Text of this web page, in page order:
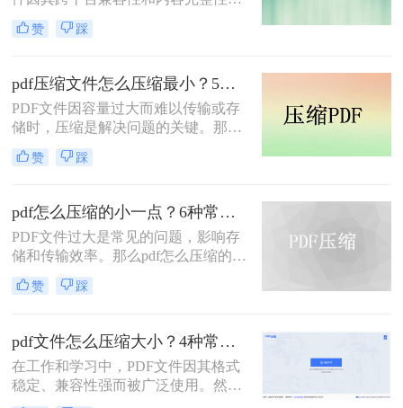
广泛应用于各种场合。然而，随着
PDF文件中包含的图片、图表、字体
大，给存储和传输带来了不便。那么
怎么压缩pdf大小呢？为了解决这个问
题，本文将介绍三种压缩PDF大小的
方法。
赞 踩
pdf压缩文件怎么压缩最小？5个常用方法全解析！
PDF文件因容量过大而难以传输或存
储时，压缩是解决问题的关键。那么
pdf压缩文件怎么压缩最小呢？本文将
介绍几种高效压缩PDF的方法，帮助
赞 踩
pdf怎么压缩的小一点？6种常用方案详解！
PDF文件过大是常见的问题，影响存
储和传输效率。那么pdf怎么压缩的小
一点呢？本文将详解6种主流压缩方
案，助你快速解决文件体积过大的困
赞 踩
pdf文件怎么压缩大小？4种常用压缩方法详解！
在工作和学习中，PDF文件因其格式
稳定、兼容性强而被广泛使用。然
而，PDF文件体积过大常会导致存储